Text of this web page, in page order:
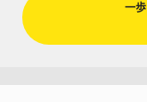
一